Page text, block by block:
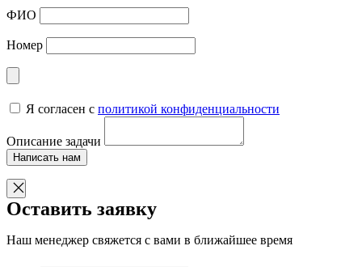
ФИО
Номер
Я согласен с политикой конфиденциальности
Описание задачи
Написать нам
Оставить заявку
Наш менеджер свяжется с вами в ближайшее время